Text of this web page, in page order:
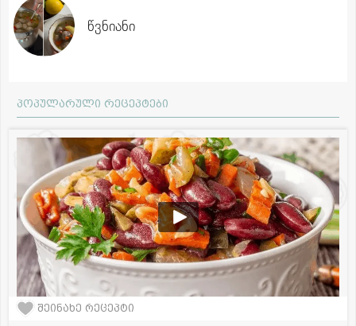
წვნიანი
პოპულარული რეცეპტები
შეინახე რეცეპტი